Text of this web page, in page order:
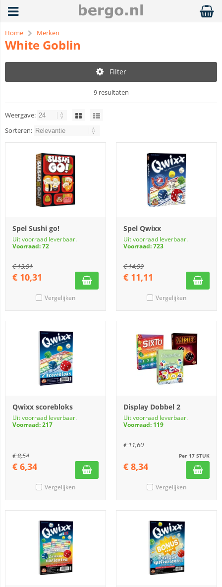
Home Merken
White Goblin
Filter
9 resultaten
Weergave:
Sorteren:
Spel Sushi go!
Uit voorraad leverbaar.
Voorraad: 72
€13,91
€ 10,31
Vergelijken
Spel Qwixx
Uit voorraad leverbaar.
Voorraad: 723
€14,99
€ 11,11
Vergelijken
Qwixx scorebloks
Uit voorraad leverbaar.
Voorraad: 217
€8,54
€ 6,34
Vergelijken
Display Dobbel 2
Uit voorraad leverbaar.
Voorraad: 119
€11,60
Per 17 STUK
€ 8,34
Vergelijken